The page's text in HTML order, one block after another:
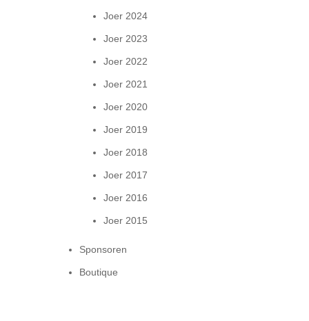
Joer 2024
Joer 2023
Joer 2022
Joer 2021
Joer 2020
Joer 2019
Joer 2018
Joer 2017
Joer 2016
Joer 2015
Sponsoren
Boutique